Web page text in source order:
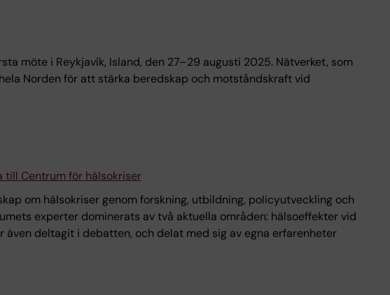
möte i Reykjavík, Island, den 27–29 augusti 2025. Nätverket, som
Norden för att stärka beredskap och motståndskraft vid
till Centrum för hälsokriser
om hälsokriser genom forskning, utbildning, policyutveckling och
experter dominerats av två aktuella områden: hälsoeffekter vid
deltagit i debatten, och delat med sig av egna erfarenheter